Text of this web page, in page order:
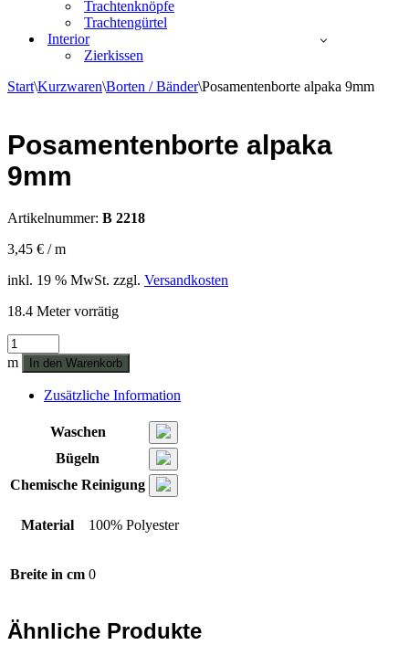
Trachtenknöpfe
Trachtengürtel
Interior
Zierkissen
Start\Kurzwaren\Borten / Bänder\Posamentenborte alpaka 9mm
Posamentenborte alpaka
9mm
Artikelnummer: B 2218
3,45 € /m
inkl. 19 % MwSt. zzgl. Versandkosten
18.4 Meter vorrätig
Posamentenborte
alpaka
9mm
Menge
m In den Warenkorb
Zusätzliche Information
Waschen
Bügeln
Chemische Reinigung
Material 100% Polyester
Breite in cm 0
Ähnliche Produkte